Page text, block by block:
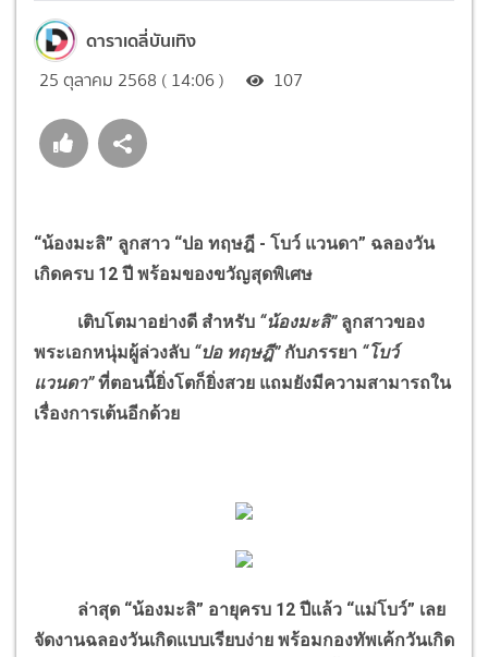
ดาราเดลี่บันเทิง
25 ตุลาคม 2568 ( 14:06 ) 107
“น้องมะลิ” ลูกสาว “ปอ ทฤษฎี - โบว์ แวนดา” ฉลองวัน
เกิดครบ 12 ปี พร้อมของขวัญสุดพิเศษ
เติบโตมาอย่างดี สำหรับ “น้องมะลิ” ลูกสาวของ
พระเอกหนุ่มผู้ล่วงลับ “ปอ ทฤษฎี”กับภรรยา “โบว์
แวนดา”ที่ตอนนี้ยิ่งโตก็ยิ่งสวย แถมยังมีความสามารถใน
เรื่องการเต้นอีกด้วย
ล่าสุด “น้องมะลิ” อายุครบ 12 ปีแล้ว “แม่โบว์” เลย
จัดงานฉลองวันเกิดแบบเรียบง่าย พร้อมกองทัพเค้กวันเกิด